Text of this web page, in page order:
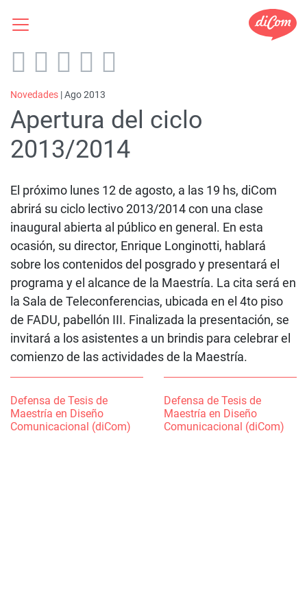
Novedades | Ago 2013
Apertura del ciclo
2013/2014
El próximo lunes 12 de agosto, a las 19 hs, diCom
abrirá su ciclo lectivo 2013/2014 con una clase
inaugural abierta al público en general. En esta
ocasión, su director, Enrique Longinotti, hablará
sobre los contenidos del posgrado y presentará el
programa y el alcance de la Maestría. La cita será en
la Sala de Teleconferencias, ubicada en el 4to piso
de FADU, pabellón III. Finalizada la presentación, se
invitará a los asistentes a un brindis para celebrar el
comienzo de las actividades de la Maestría.
Defensa de Tesis de
Maestría en Diseño
Comunicacional (diCom)
Defensa de Tesis de
Maestría en Diseño
Comunicacional (diCom)